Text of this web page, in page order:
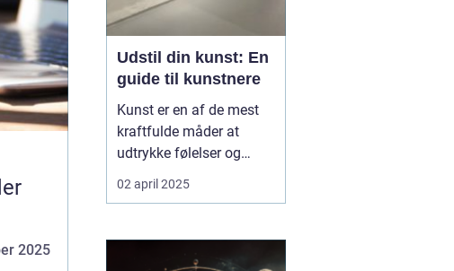
2025
Udstil din kunst: En
guide til kunstnere
Kunst er en af de mest
kraftfulde måder at
udtrykke følelser og
tanker på. Mange
kunstnere drømmer om
udstillet, men processen
kan virke uoverskuelig.
02 april 2025